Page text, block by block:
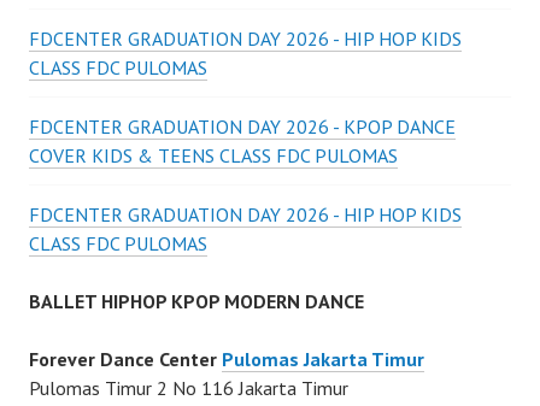
FDCENTER GRADUATION DAY 2026 - HIP HOP KIDS
CLASS FDC PULOMAS
FDCENTER GRADUATION DAY 2026 - KPOP DANCE
COVER KIDS & TEENS CLASS FDC PULOMAS
FDCENTER GRADUATION DAY 2026 - HIP HOP KIDS
CLASS FDC PULOMAS
BALLET HIPHOP KPOP MODERN DANCE
Forever Dance Center Pulomas Jakarta Timur
Pulomas Timur 2 No 116 Jakarta Timur